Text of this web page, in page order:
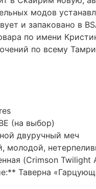
модов
и запаковано в
по имени
по всему
(на выбор)
двуручный меч
молодой,
(Crimson Twilight
Таверна